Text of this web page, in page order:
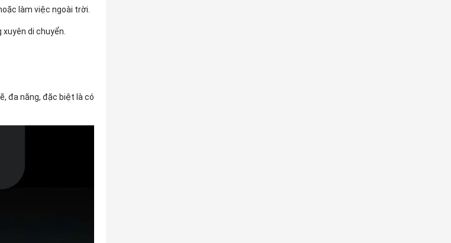
làm việc ngoài trời.
di chuyển.
đa năng, đặc biệt là có